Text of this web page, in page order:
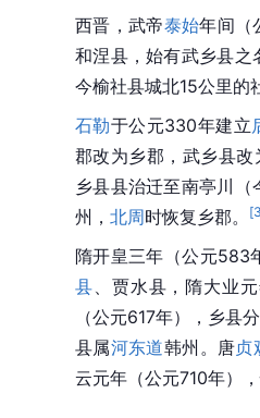
西晋， 武帝泰始年间（
和涅县，始有武乡县之
今榆社县城北15公里的
石勒于公元330年建立
郡改为乡郡，武乡县
乡县县治迁至南亭川（
州， 北周时恢复乡郡。 [
隋开皇三年（公元583
县、贾水县，隋大业
（公元617年），乡县
县属河东道韩州。唐贞
云元年（公元710年）